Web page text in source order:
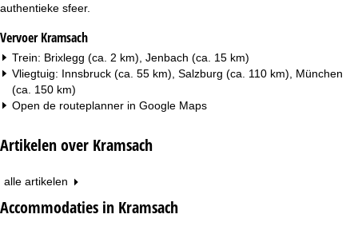
authentieke sfeer.
Vervoer Kramsach
Trein: Brixlegg (ca. 2 km), Jenbach (ca. 15 km)
Vliegtuig: Innsbruck (ca. 55 km), Salzburg (ca. 110 km), München
(ca. 150 km)
Open de routeplanner in Google Maps
Artikelen over Kramsach
alle artikelen
Accommodaties in Kramsach